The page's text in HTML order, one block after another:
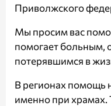
Приволжского
Мы просим вас
помогает
потерявшимся в
В регионах помощь
именно при